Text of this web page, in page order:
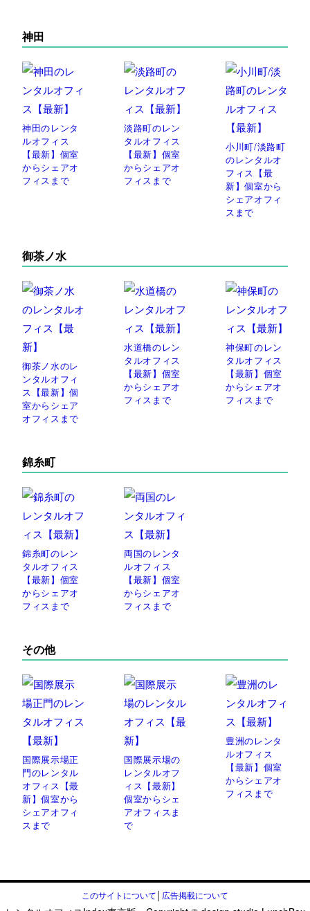
神田
神田のレンタ
ルオフィス
【最新】個室
からシェアオ
フィスまで
淡路町のレン
タルオフィス
【最新】個室
からシェアオ
フィスまで
小川町/淡路町
のレンタルオ
フィス【最
新】個室から
シェアオフィ
スまで
御茶ノ水
御茶ノ水のレ
ンタルオフィ
ス【最新】個
室からシェア
オフィスまで
水道橋のレン
タルオフィス
【最新】個室
からシェアオ
フィスまで
神保町のレン
タルオフィス
【最新】個室
からシェアオ
フィスまで
錦糸町
錦糸町のレン
タルオフィス
【最新】個室
からシェアオ
フィスまで
両国のレンタ
ルオフィス
【最新】個室
からシェアオ
フィスまで
その他
国際展示場正
門のレンタル
オフィス【最
新】個室から
シェアオフィ
スまで
国際展示場の
レンタルオフ
ィス【最新】
個室からシェ
アオフィスま
で
豊洲のレンタ
ルオフィス
【最新】個室
からシェアオ
フィスまで
このサイトについて│ 広告掲載について